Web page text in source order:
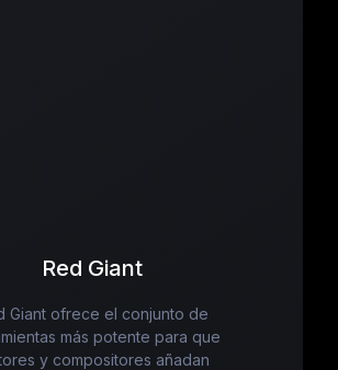
Red Giant
Giant ofrece el conjunto de
más potente para que
y compositores añadan